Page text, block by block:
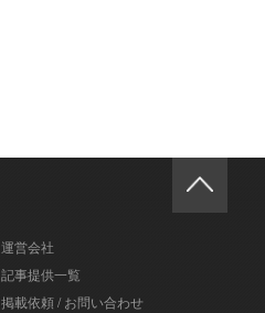
運営会社
記事提供一覧
掲載依頼 / お問い合わせ